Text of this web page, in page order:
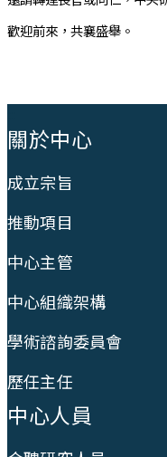
歡迎前來，共襄盛舉。
關於中心
成立宗旨
推動項目
中心主管
中心組織架構
學術諮詢委員會
歷任主任
中心人員